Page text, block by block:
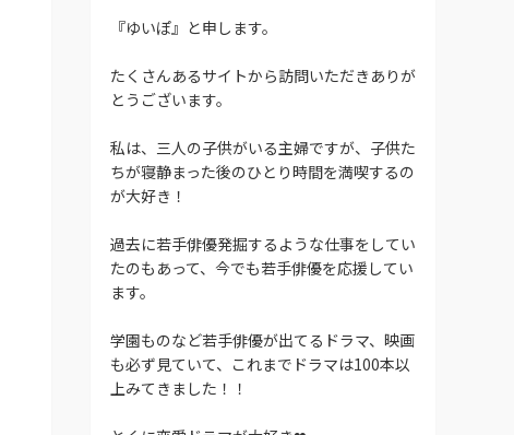
『ゆいぽ』と申します。
たくさんあるサイトから訪問いただきありが
とうございます。
私は、三人の子供がいる主婦ですが、子供た
ちが寝静まった後のひとり時間を満喫するの
が大好き！
過去に若手俳優発掘するような仕事をしてい
たのもあって、今でも若手俳優を応援してい
ます。
学園ものなど若手俳優が出てるドラマ、映画
も必ず見ていて、これまでドラマは100本以
上みてきました！！